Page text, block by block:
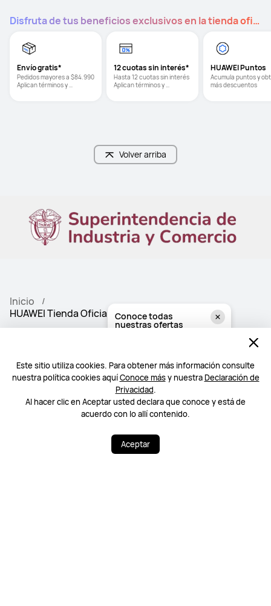
Este sitio utiliza cookies. Para obtener más información consulte
nuestra política cookies aquíConoce másy nuestraDeclaración de
Privacidad.
Al hacer clic en Aceptar usted declara que conoce y está de
acuerdo con lo allí contenido.
Aceptar
Conoce todas
nuestras ofertas
Lun–Vie, 9:00–22:00
Disfruta de tus beneficios exclusivos en la tienda oficial HUAWEI
Envío gratis*
Pedidos mayores a $84.990
Aplican términos y
12 cuotas sin interés*
Hasta 12 cuotas sin interés
Aplican términos y
HUAWEI Puntos
Acumula puntos y
más descuentos
Volver arriba
Inicio
HUAWEI Tienda Oficial - HUAWEI Store Colombia
HUAWEI STORE
¿Necesitas ayuda? Estoy a tu disposición.
¿Necesitas ayuda? Estoy a tu disposición.